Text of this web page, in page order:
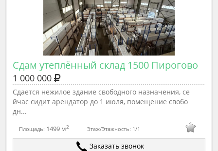
Сдам утеплённый склад 1500 Пирогово
1 000 000
Сдается нежилое здание свободного назначения, се
йчас сидит арендатор до 1 июля, помещение свобо
дн...
Площадь: 1499 м2 Этаж/Этажность: 1/1
Заказать звонок